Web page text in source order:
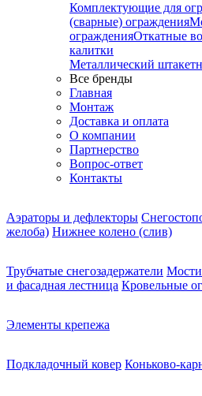
Комплектующие для
(сварные) ограждения
огражденияОткатные
калитки
Металлический
Все бренды
Главная
Монтаж
Доставка и оплата
О компании
Партнерство
Вопрос-ответ
Контакты
Аэраторы и дефлекторы
желоба) Нижнее колено (слив)
Трубчатые снегозадержатели
и фасадная лестница Кровельные
Элементы крепежа
Подкладочный ковер Коньково-